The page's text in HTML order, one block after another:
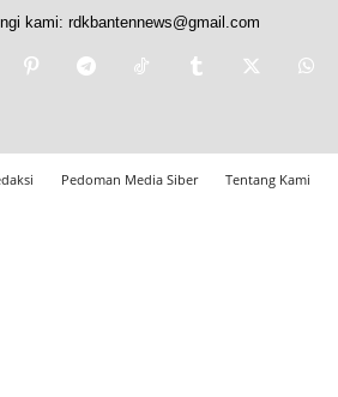
kami: rdkbantennews@gmail.com
Pedoman Media Siber Tentang Kami